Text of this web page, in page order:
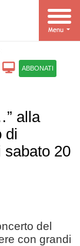
ABBONATI
alla
di
sabato 20
del
con grandi